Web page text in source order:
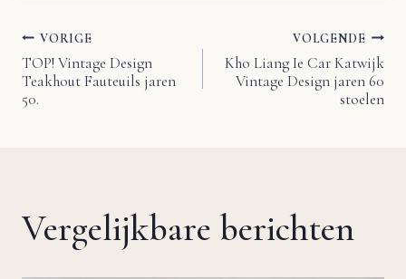
Bericht
navigatie
VORIGE
TOP! Vintage Design
Teakhout Fauteuils jaren
50.
VOLGENDE
Kho Liang Ie Car Katwijk
Vintage Design jaren 60
stoelen
Vergelijkbare berichten